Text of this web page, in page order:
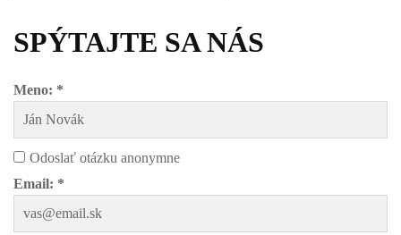
SPÝTAJTE SA NÁS
Meno: *
Odoslať otázku anonymne
Email: *